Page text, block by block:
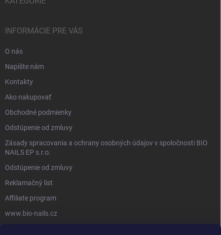
INFORMÁCIE PRE VÁS
O nás
Napíšte nám
Kontakty
Ako nakupovať
Obchodné podmienky
Odstúpenie od zmluvy
Zásady spracovania a ochrany osobných údajov v spoločnosti BIO
NAILS EP s.r.o.
Odstúpenie od zmluvy
Reklamačný list
Affiliate program
www.bio-nails.cz